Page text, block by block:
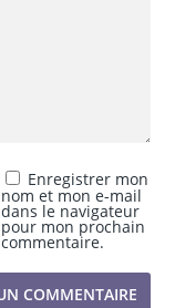
Enregistrer mon
nom et mon e-mail
dans le navigateur
pour mon prochain
commentaire.